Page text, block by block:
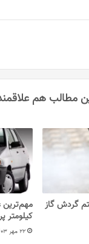
مطالب هم
گردش گاز
مهم‌ترین
کیلومتر
22 مهر 1403